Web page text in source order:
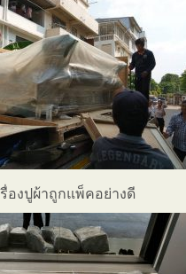
รื่องปูผ้าถูกแพ็คอย่างดี